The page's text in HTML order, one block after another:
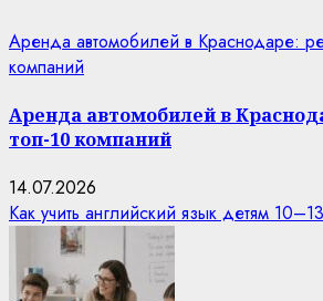
Аренда автомобилей в Краснодаре:
компаний
Аренда автомобилей в
топ-10 компаний
14.07.2026
Как учить английский язык детям